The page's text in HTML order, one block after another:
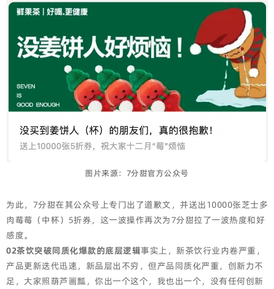
图片来源：7分甜官方公众号
为此，7分甜在其公众号上专门出了道歉文，并送出10000张芝士多
肉莓莓（中杯）5折券，这一波操作再次为7分甜拉了一波热度和好
感度。
02茶饮突破同质化爆款的底层逻辑事实上，新茶饮行业内卷严重，
产品更新迭代迅速，新品层出不穷，但产品同质化严重，创新力不
足，大家照葫芦画瓢，你出一个这个，我也出一个，没有任何创新